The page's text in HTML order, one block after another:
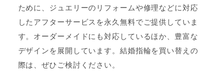
ために、ジュエリーのリフォームや修理などに対応
したアフターサービスを永久無料でご提供していま
す。オーダーメイドにも対応しているほか、豊富な
デザインを展開しています。結婚指輪を買い替えの
際は、ぜひご検討ください。